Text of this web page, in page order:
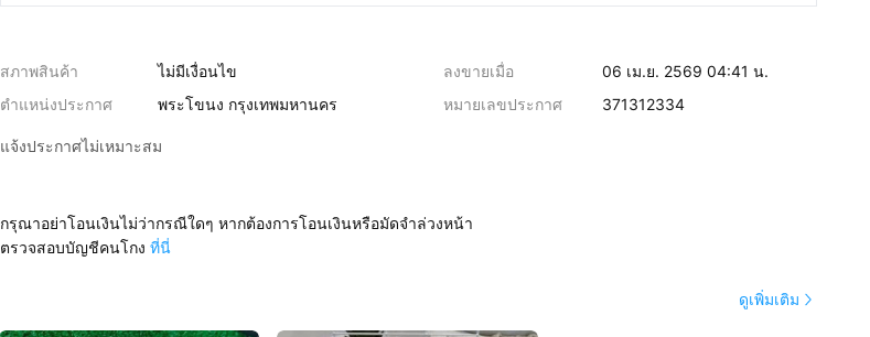
สภาพสินค้า ไม่มีเงื่อนไข ลงขายเมื่อ
06 เม.ย. 2569 04:41 น.
ตำแหน่งประกาศ
พระโขนง กรุงเทพมหานคร หมายเลขประกาศ 371312334
แจ้งประกาศไม่เหมาะสม
กรุณาอย่าโอนเงินไม่ว่ากรณีใดๆ หากต้องการโอนเงินหรือมัดจำล่วงหน้า
ตรวจสอบบัญชีคนโกง ที่นี่
ดูเพิ่มเติม